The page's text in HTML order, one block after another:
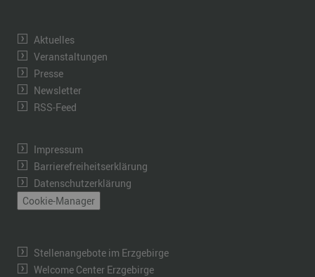
Aktuelles
Veranstaltungen
Presse
Newsletter
RSS-Feed
Impressum
Barrierefreiheitserklärung
Datenschutzerklärung
Cookie-Manager
Stellenangebote im Erzgebirge
Welcome Center Erzgebirge